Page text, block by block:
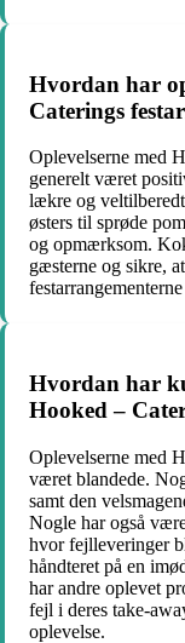
Hvordan har
Caterings
Oplevelserne med
generelt været
lækre og
østers til sprøde
og opmærksom.
gæsterne og sikre,
Hvordan har
Hooked –
Oplevelserne med
været blandede.
samt den
Nogle har også
hvor fejlleveringer
håndteret på en
har andre oplevet
fejl i deres take-
oplevelse.